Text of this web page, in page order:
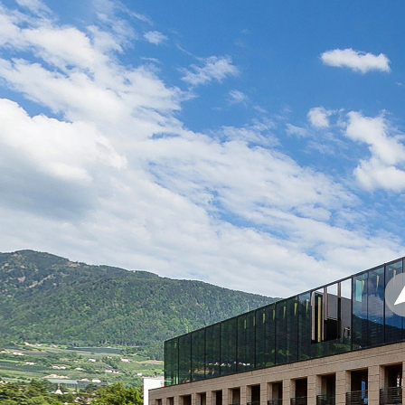
Terrace